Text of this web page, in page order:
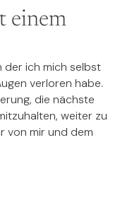
einem
der ich mich selbst
verloren habe.
die nächste
weiter zu
von mir und dem